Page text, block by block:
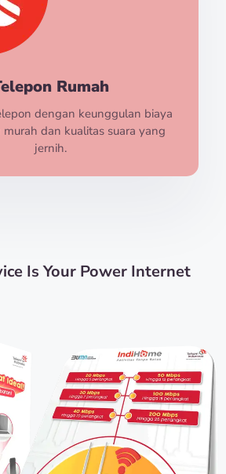
Rumah
dengan keunggulan biaya
dan kualitas suara yang
jernih.
Is Your Power Internet